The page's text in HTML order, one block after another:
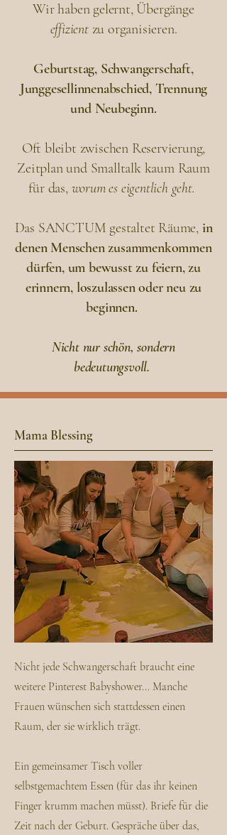
Wir haben gelernt, Übergänge
effizient zu organisieren.
Geburtstag, Schwangerschaft,
Junggesellinnenabschied, Trennung
und Neubeginn.
Oft bleibt zwischen Reservierung,
Zeitplan und Smalltalk kaum Raum
für das, worum es eigentlich geht.
Das SANCTUM gestaltet Räume, in
denen Menschen zusammenkommen
dürfen, um bewusst zu feiern, zu
erinnern, loszulassen oder neu zu
beginnen.
Nicht nur schön, sondern
bedeutungsvoll.
Mama Blessing
Nicht jede Schwangerschaft braucht eine
weitere Pinterest Babyshower... Manche
Frauen wünschen sich stattdessen einen
Raum, der sie wirklich trägt.
Ein gemeinsamer Tisch voller
selbstgemachtem Essen (für das ihr keinen
Finger krumm machen müsst). Briefe für die
Zeit nach der Geburt. Gespräche über das,